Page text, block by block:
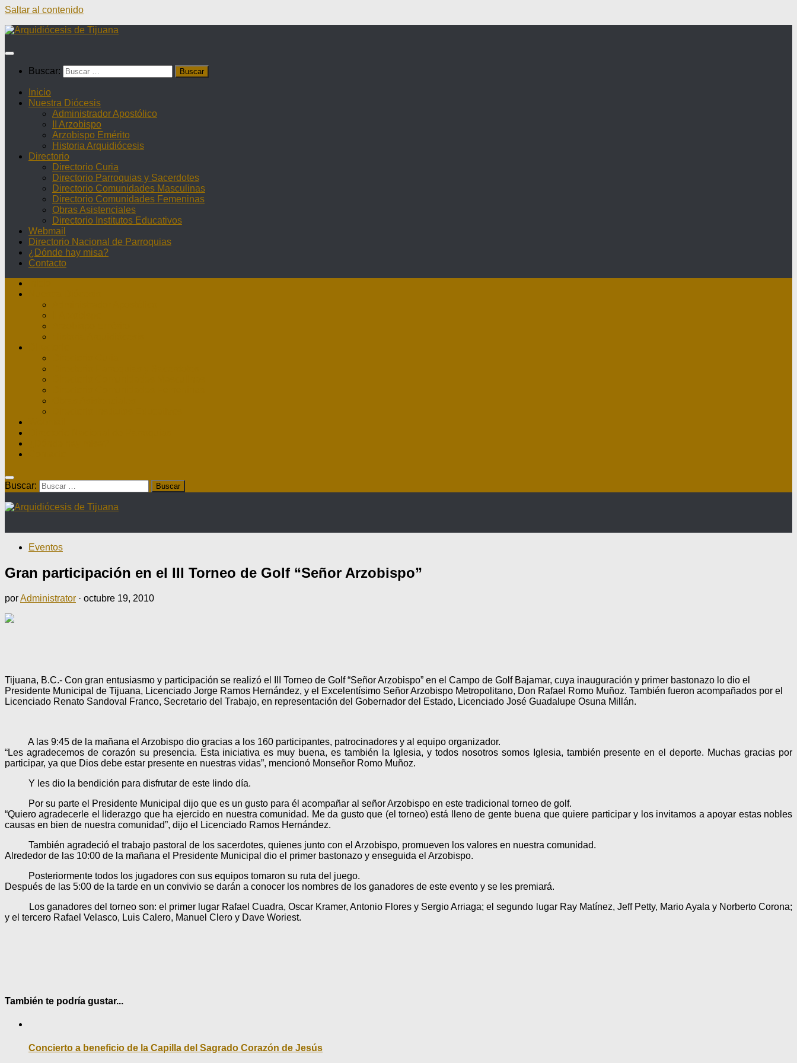
Saltar al contenido
Buscar:
Inicio
Nuestra Diócesis
Administrador Apostólico
II Arzobispo
Arzobispo Emérito
Historia Arquidiócesis
Directorio
Directorio Curia
Directorio Parroquias y Sacerdotes
Directorio Comunidades Masculinas
Directorio Comunidades Femeninas
Obras Asistenciales
Directorio Institutos Educativos
Webmail
Directorio Nacional de Parroquias
¿Dónde hay misa?
Contacto
Buscar:
Eventos
Gran participación en el III Torneo de Golf “Señor Arzobispo”
porAdministrator · octubre 19, 2010
Tijuana, B.C.- Con gran entusiasmo y participación se realizó el III Torneo de Golf “Señor Arzobispo” en el Campo de Golf Bajamar, cuya inauguración y primer bastonazo lo dio el
Presidente Municipal de Tijuana, Licenciado Jorge Ramos Hernández, y el Excelentísimo Señor Arzobispo Metropolitano, Don Rafael Romo Muñoz. También fueron acompañados por el
Licenciado Renato Sandoval Franco, Secretario del Trabajo, en representación del Gobernador del Estado, Licenciado José Guadalupe Osuna Millán.
A las 9:45 de la mañana el Arzobispo dio gracias a los 160 participantes, patrocinadores y al equipo organizador.
“Les agradecemos de corazón su presencia. Esta iniciativa es muy buena, es también la Iglesia, y todos nosotros somos Iglesia, también presente en el deporte. Muchas gracias por
participar, ya que Dios debe estar presente en nuestras vidas”, mencionó Monseñor Romo Muñoz.
Y les dio la bendición para disfrutar de este lindo día.
Por su parte el Presidente Municipal dijo que es un gusto para él acompañar al señor Arzobispo en este tradicional torneo de golf.
“Quiero agradecerle el liderazgo que ha ejercido en nuestra comunidad. Me da gusto que (el torneo) está lleno de gente buena que quiere participar y los invitamos a apoyar estas nobles
causas en bien de nuestra comunidad”, dijo el Licenciado Ramos Hernández.
También agradeció el trabajo pastoral de los sacerdotes, quienes junto con el Arzobispo, promueven los valores en nuestra comunidad.
Alrededor de las 10:00 de la mañana el Presidente Municipal dio el primer bastonazo y enseguida el Arzobispo.
Posteriormente todos los jugadores con sus equipos tomaron su ruta del juego.
Después de las 5:00 de la tarde en un convivio se darán a conocer los nombres de los ganadores de este evento y se les premiará.
Los ganadores del torneo son: el primer lugar Rafael Cuadra, Oscar Kramer, Antonio Flores y Sergio Arriaga; el segundo lugar Ray Matínez, Jeff Petty, Mario Ayala y Norberto Corona;
y el tercero Rafael Velasco, Luis Calero, Manuel Clero y Dave Woriest.
También te podría gustar...
Concierto a beneficio de la Capilla del Sagrado Corazón de Jesús